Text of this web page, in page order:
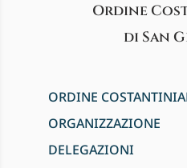
Ordine
di San
ORDINE
ORGANIZZAZIONE
DELEGAZIONI